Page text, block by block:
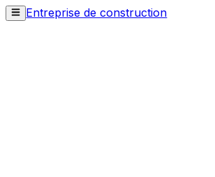
Entreprise de construction